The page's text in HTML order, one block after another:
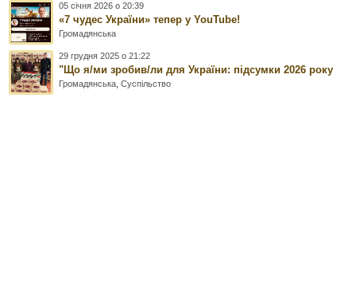
05 січня 2026 о 20:39
«7 чудес України» тепер у YouTube!
Громадянська
29 грудня 2025 о 21:22
"Що я/ми зробив/ли для України: підсумки 2026 року
Громадянська ,Суспільство